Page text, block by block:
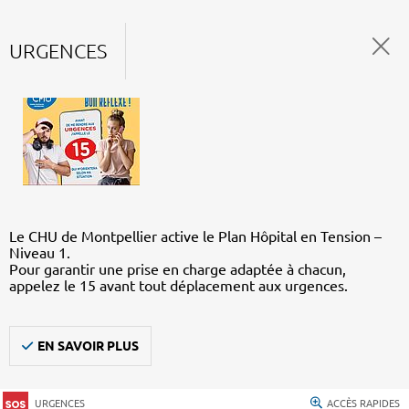
URGENCES
Le CHU de Montpellier active le Plan Hôpital en Tension –
Niveau 1.
Pour garantir une prise en charge adaptée à chacun,
appelez le 15 avant tout déplacement aux urgences.
EN SAVOIR PLUS
URGENCES ACCÈS RAPIDES